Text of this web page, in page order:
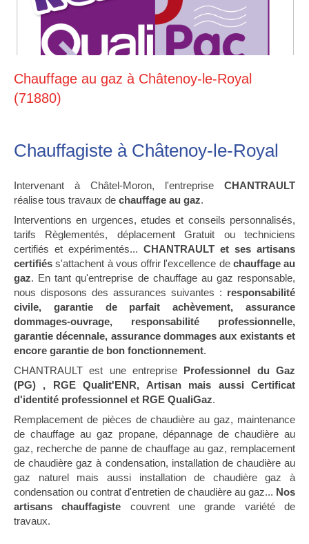
Chauffage au gaz à Châtenoy-le-Royal
(71880)
Chauffagiste à Châtenoy-le-Royal
Intervenant à Châtel-Moron, l'entreprise CHANTRAULT
réalise tous travaux de chauffage au gaz.
Interventions en urgences, etudes et conseils personnalisés,
tarifs Règlementés, déplacement Gratuit ou techniciens
certifiés et expérimentés... CHANTRAULT et ses artisans
certifiés s'attachent à vous offrir l'excellence de chauffage au
gaz. En tant qu'entreprise de chauffage au gaz responsable,
nous disposons des assurances suivantes : responsabilité
civile, garantie de parfait achèvement, assurance
dommages-ouvrage, responsabilité professionnelle,
garantie décennale, assurance dommages aux existants et
encore garantie de bon fonctionnement.
CHANTRAULT est une entreprise Professionnel du Gaz
(PG) , RGE Qualit'ENR, Artisan mais aussi Certificat
d'identité professionnel et RGE QualiGaz.
Remplacement de pièces de chaudière au gaz, maintenance
de chauffage au gaz propane, dépannage de chaudière au
gaz, recherche de panne de chauffage au gaz, remplacement
de chaudière gaz à condensation, installation de chaudière au
gaz naturel mais aussi installation de chaudière gaz à
condensation ou contrat d'entretien de chaudière au gaz... Nos
artisans chauffagiste couvrent une grande variété de
travaux.